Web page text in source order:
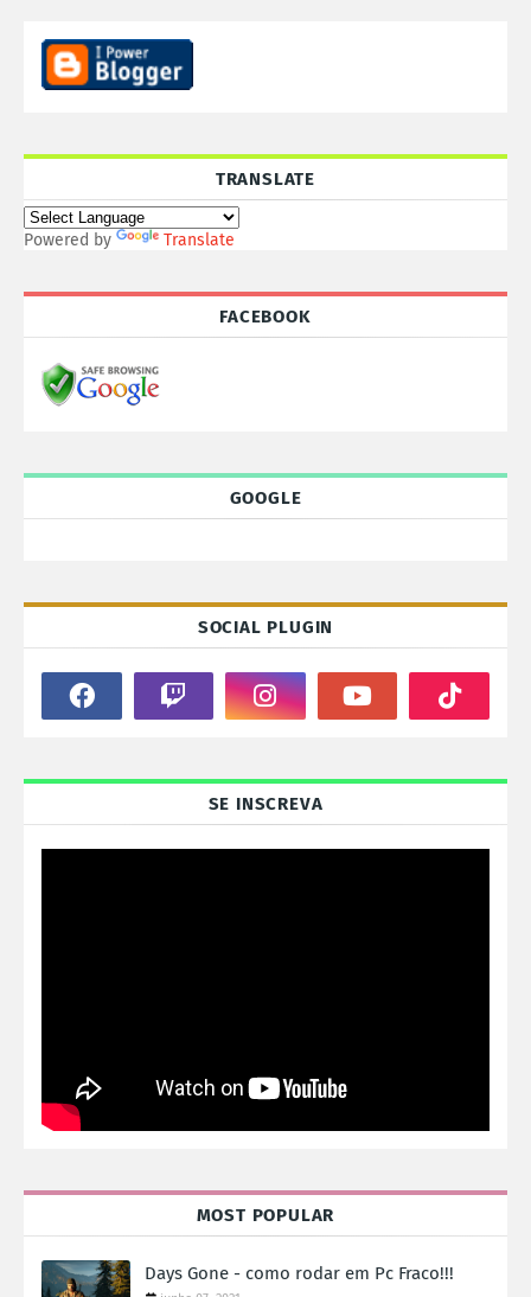
TRANSLATE
Powered by Translate
FACEBOOK
GOOGLE
SOCIAL PLUGIN
SE INSCREVA
MOST POPULAR
Days Gone - como rodar em Pc Fraco!!!